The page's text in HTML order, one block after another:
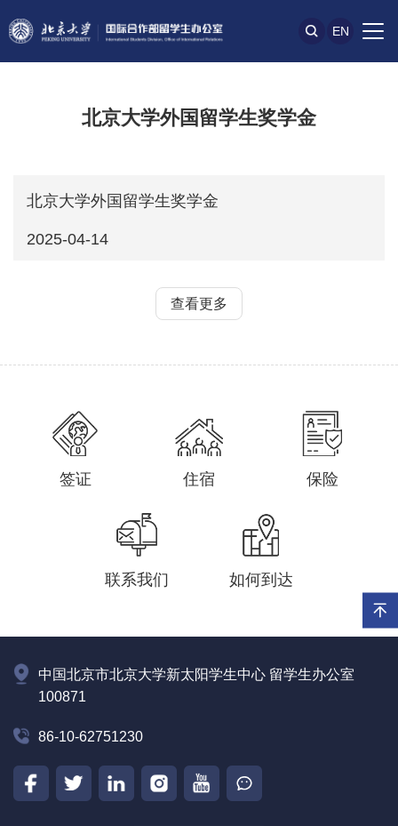
EN
北京大学外国留学生奖学金
北京大学外国留学生奖学金
2025-04-14
查看更多
签证 住宿 保险
联系我们 如何到达
中国北京市北京大学新太阳学生中心 留学生办公室
100871
86-10-62751230